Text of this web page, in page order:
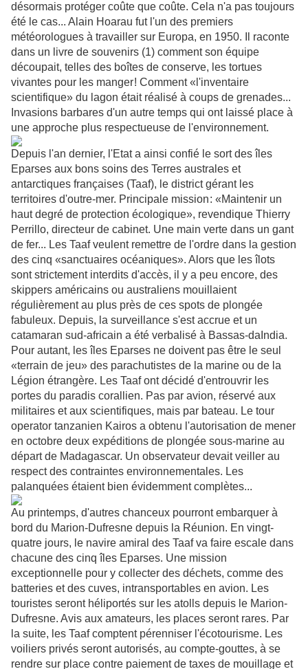
désormais protéger coûte que coûte. Cela n'a pas toujours
été le cas... Alain Hoarau fut l'un des premiers
météorologues à travailler sur Europa, en 1950. Il raconte
dans un livre de souvenirs (1) comment son équipe
découpait, telles des boîtes de conserve, les tortues
vivantes pour les manger ! Comment «l'inventaire
scientifique» du lagon était réalisé à coups de grenades...
Invasions barbares d'un autre temps qui ont laissé place à
une approche plus respectueuse de l'environnement.
Depuis l'an dernier, l'Etat a ainsi confié le sort des îles
Eparses aux bons soins des Terres australes et
antarctiques françaises (Taaf), le district gérant les
territoires d'outre-mer. Principale mission : «Maintenir un
haut degré de protection écologique», revendique Thierry
Perrillo, directeur de cabinet. Une main verte dans un gant
de fer... Les Taaf veulent remettre de l'ordre dans la gestion
des cinq «sanctuaires océaniques». Alors que les îlots
sont strictement interdits d'accès, il y a peu encore, des
skippers américains ou australiens mouillaient
régulièrement au plus près de ces spots de plongée
fabuleux. Depuis, la surveillance s'est accrue et un
catamaran sud-africain a été verbalisé à Bassas-da­India.
Pour autant, les îles Eparses ne doivent pas être le seul
«terrain de jeu» des parachutistes de la marine ou de la
Légion étrangère. Les Taaf ont décidé d'entrouvrir les
portes du paradis corallien. Pas par avion, réservé aux
militaires et aux scientifiques, mais par bateau. Le tour
operator tanzanien Kairos a obtenu l'autorisation de mener
en octobre deux expéditions de plongée sous-marine au
départ de Madagascar. Un observateur devait veiller au
respect des contraintes environnementales. Les
palanquées étaient bien évidemment complètes...
Au printemps, d'autres chanceux pourront embarquer à
bord du Marion-Dufresne depuis la Réunion. En vingt-
quatre jours, le navire amiral des Taaf va faire escale dans
chacune des cinq îles Eparses. Une mission
exceptionnelle pour y collecter des déchets, comme des
batteries et des cuves, intransportables en avion. Les
touristes seront héliportés sur les atolls ­depuis le Marion-
Dufresne. Avis aux amateurs, les places seront rares. Par
la suite, les Taaf comptent pérenniser l'écotourisme. Les
voiliers privés seront autorisés, au compte-gouttes, à se
rendre sur place contre paiement de taxes de mouillage et